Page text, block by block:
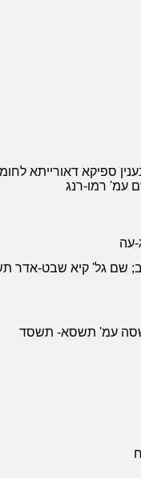
ספיקא דאורייתא
עמ' רמו-רנג
עה
שם גל' קיא שבט-אדר
תשסה עמ' תשסא- תשסד